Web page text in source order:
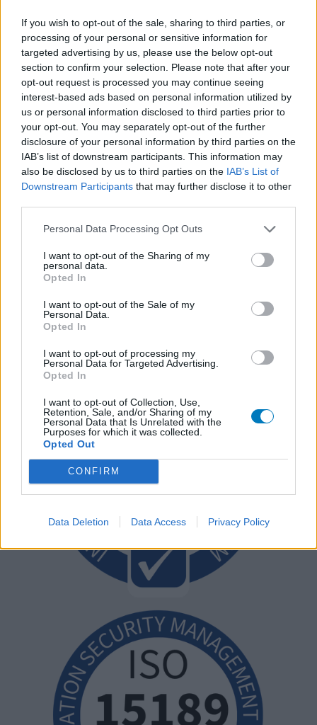
If you wish to opt-out of the sale, sharing to third parties, or
processing of your personal or sensitive information for
targeted advertising by us, please use the below opt-out
section to confirm your selection. Please note that after your
opt-out request is processed you may continue seeing
interest-based ads based on personal information utilized by
us or personal information disclosed to third parties prior to
your opt-out. You may separately opt-out of the further
disclosure of your personal information by third parties on the
IAB’s list of downstream participants. This information may
also be disclosed by us to third parties on the IAB’s List of
Downstream Participants that may further disclose it to other
Personal Data Processing Opt Outs
I want to opt-out of the Sharing of my
personal data.
Opted In
I want to opt-out of the Sale of my
Personal Data.
Opted In
I want to opt-out of processing my
Personal Data for Targeted Advertising.
Opted In
I want to opt-out of Collection, Use,
Retention, Sale, and/or Sharing of my
Personal Data that Is Unrelated with the
Purposes for which it was collected.
Opted Out
CONFIRM
Data Deletion Data Access Privacy Policy
reflètent seulement une image fidèle des expériences propres
aux utilisateurs et pas celle du propriétaire de ce site web.
N’oubliez-pas que les expériences peuvent varier selon les
individus et que pour tout avis médical, il faut toujours prendre
contact avec votre médecin ou votre pharmacien.